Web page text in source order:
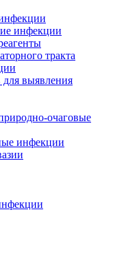
инфекции
тракта
выявления
очаговые
инфекции